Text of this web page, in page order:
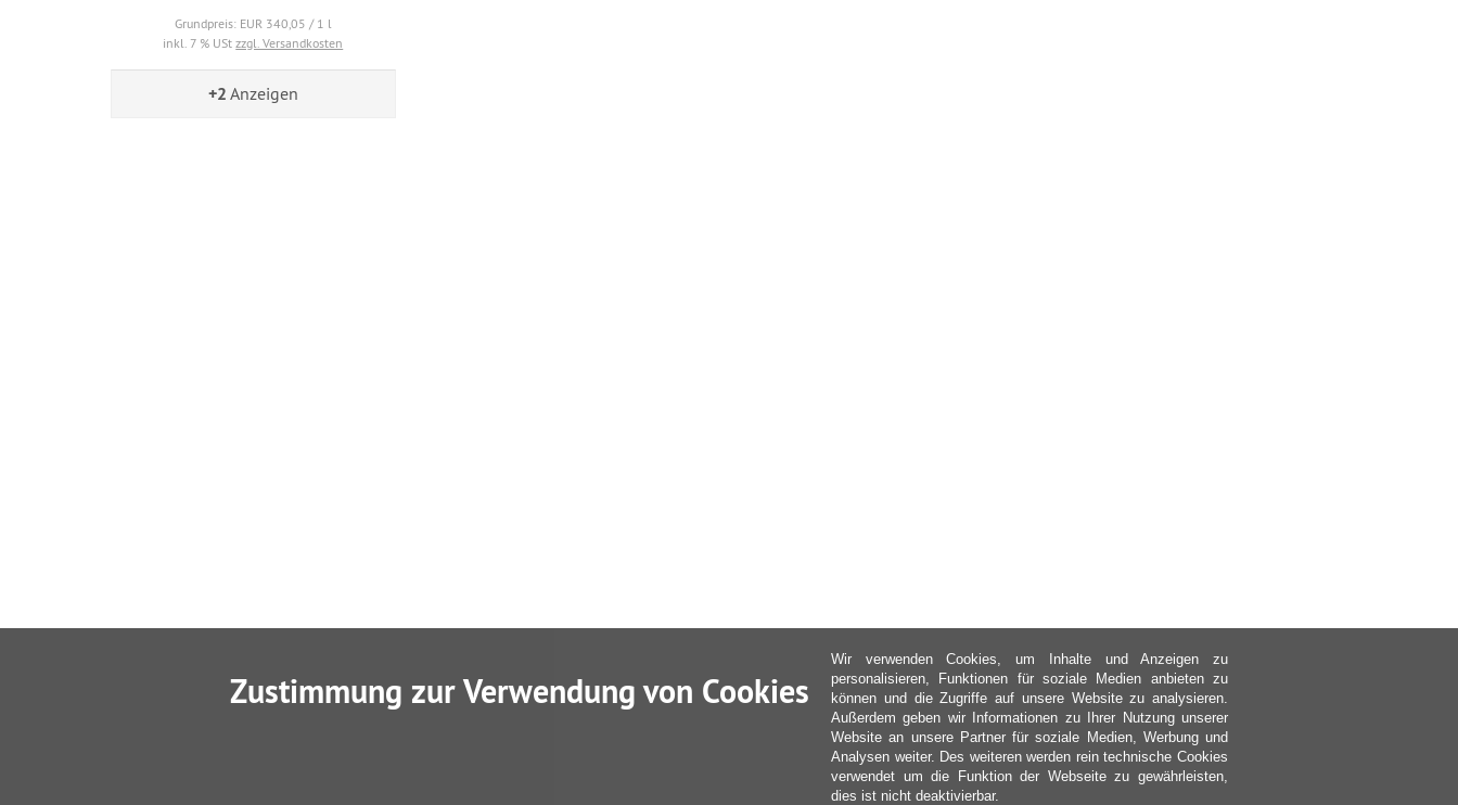
Grundpreis: EUR 340,05 / 1 l
inkl. 7 % UStzzgl. Versandkosten
+2 Anzeigen
Zustimmung zur Verwendung von Cookies
Wir verwenden Cookies, um Inhalte und Anzeigen zu
personalisieren, Funktionen für soziale Medien anbieten zu
können und die Zugriffe auf unsere Website zu analysieren.
Außerdem geben wir Informationen zu Ihrer Nutzung unserer
Website an unsere Partner für soziale Medien, Werbung und
Analysen weiter. Des weiteren werden rein technische Cookies
verwendet um die Funktion der Webseite zu gewährleisten,
dies ist nicht deaktivierbar.